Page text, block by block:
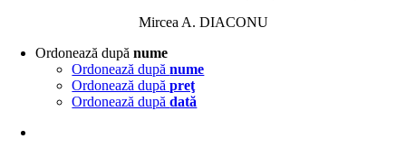
Mircea A. DIACONU
Ordonează dupănume
Ordonează dupănume
Ordonează dupăpreţ
Ordonează dupădată